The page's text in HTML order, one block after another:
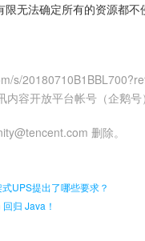
无法确定所有的资源都
s/
内容开放平台帐号（企鹅
删除。
UPS提出了哪些要求？
归 Java！